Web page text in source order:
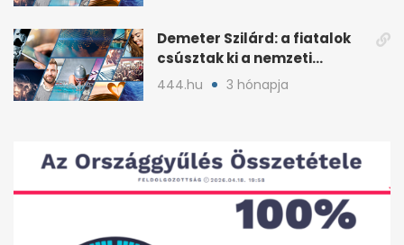
Demeter Szilárd: a fiatalok
csúsztak ki a nemzeti
kultúrából
444.hu 3 hónapja